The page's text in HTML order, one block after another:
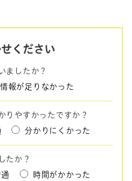
ください
ましたか？
情報が足りなかった
りやすかったですか？
分かりにくかった
たか？
時間がかかった